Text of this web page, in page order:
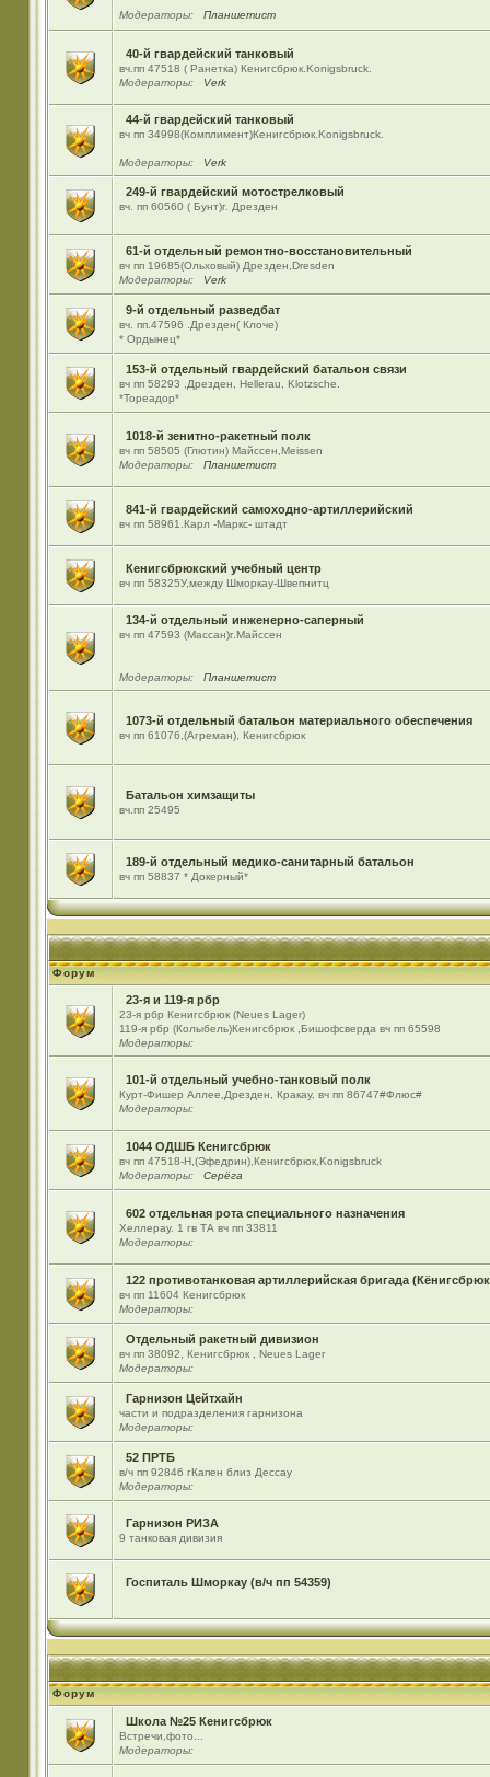
Модераторы: Планшетист
40-й гвардейский танковый
вч.пп 47518 ( Ранетка) Кенигсбрюк.Konigsbruck.
Модераторы:
Verk
44-й гвардейский танковый
вч пп 34998(Комплимент)Кенигсбрюк.Konigsbruck.
Модераторы: Verk
249-й гвардейский мотострелковый
вч. пп 60560 ( Бунт)г. Дрезден
61-й отдельный ремонтно-восстановительный
вч пп 19685(Ольховый) Дрезден,Dresden
Модераторы:
Verk
9-й отдельный разведбат
вч. пп.47596 .Дрезден( Клоче)
* Ордынец*
153-й отдельный гвардейский батальон связи
вч пп 58293 ,Дрезден, Hellerau, Klotzsche.
*Тореадор*
1018-й зенитно-ракетный полк
вч пп 58505 (Глютин) Майсcен,Meissen
Модераторы:
Планшетист
841-й гвардейский самоходно-артиллерийский
вч пп 58961.Карл -Маркс- штадт
Кенигсбрюкский учебный центр
вч пп 58325У,между Шморкау-Швепнитц
134-й отдельный инженерно-саперный
вч пп 47593 (Массан)г.Майссен
Модераторы: Планшетист
1073-й отдельный батальон материального обеспечения
вч пп 61076,(Агреман), Кенигсбрюк
Батальон химзащиты
вч.пп 25495
189-й отдельный медико-санитарный батальон
вч пп 58837 * Докерный*
Форум
23-я и 119-я рбр
23-я рбр Кенигсбрюк (Neues Lager)
119-я рбр (Колыбель)Кенигсбрюк ,Бишофсверда вч пп 65598
Модераторы:
101-й отдельный учебно-танковый полк
Курт-Фишер Аллее,Дрезден, Кракау, вч пп 86747#Флюс#
Модераторы:
1044 ОДШБ Кенигсбрюк
вч пп 47518-Н,(Эфедрин),Кенигсбрюк,Konigsbruck
Модераторы:
Серёга
602 отдельная рота специального назначения
Хеллерау. 1 гв ТА вч пп 33811
Модераторы:
122 противотанковая артиллерийская бригада
вч пп 11604 Кенигсбрюк
Модераторы:
Отдельный ракетный дивизион
вч пп 38092, Кенигсбрюк , Neues Lager
Модераторы:
Гарнизон Цейтхайн
части и подразделения гарнизона
Модераторы:
52 ПРТБ
в/ч пп 92846 гКапен близ Дессау
Модераторы:
Гарнизон РИЗА
9 танковая дивизия
Госпиталь Шморкау (в/ч пп 54359)
Форум
Школа №25 Кенигсбрюк
Встречи,фото...
Модераторы: